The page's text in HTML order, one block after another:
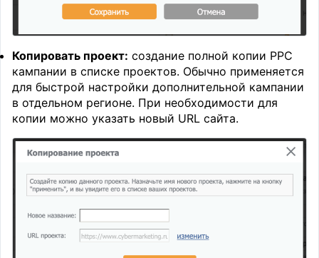
Копировать проект: создание полной копии PPC
кампании в списке проектов. Обычно применяется
для быстрой настройки дополнительной кампании
в отдельном регионе. При необходимости для
копии можно указать новый URL сайта.